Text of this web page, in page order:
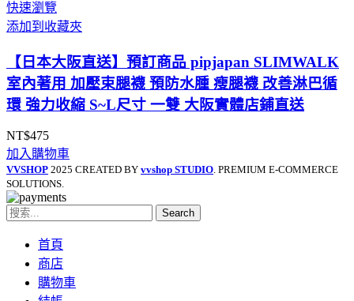
快速瀏覽
添加到收藏夾
【日本大阪直送】預訂商品 pipjapan SLIMWALK
室內著用 加壓束腿襪 預防水腫 瘦腿襪 改善淋巴循
環 強力收縮 S~L尺寸 一雙 大阪實體店鋪直送
NT$475
加入購物車
VVSHOP 2025 CREATED BY vvshop STUDIO . PREMIUM E-COMMERCE
SOLUTIONS.
Search
首頁
商店
購物車